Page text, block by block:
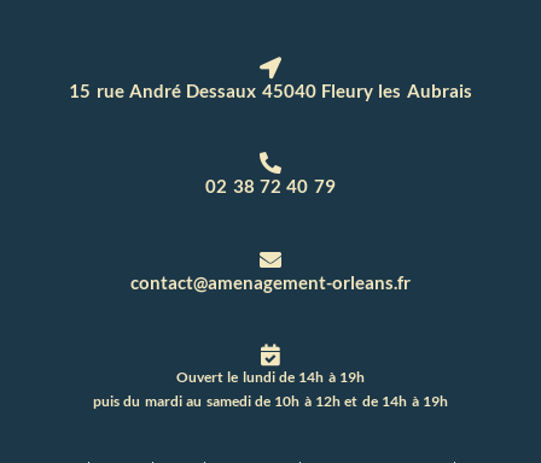
15 rue André Dessaux 45040 Fleury les Aubrais
02 38 72 40 79
contact@amenagement-orleans.fr
Ouvert le lundi de 14h à 19h
puis du mardi au samedi de 10h à 12h et de 14h à 19h